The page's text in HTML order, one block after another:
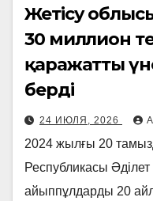
Жетісу
30 миллион
қаражатты
берді
24 ИЮЛЯ, 2026
2024 жылғы 20
Республикасы Әділет
айыппұлдарды 20